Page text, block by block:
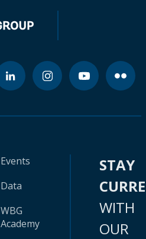
Events
Data
WBG
Academy
STAY
WITH
OUR